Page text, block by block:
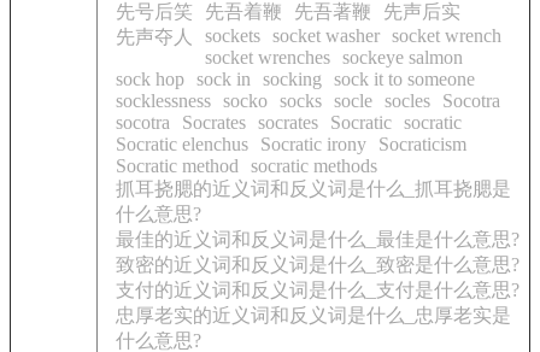
先号后笑
先吾着鞭 先吾著鞭
先声后实
先声夺人
sockets socket washer socket wrench
socket wrenches sockeye salmon
sock hop sock in socking
sock it to someone
socklessness socko socks socle socles
Socotra
socotra
Socrates socrates Socratic socratic
Socratic elenchus
Socratic irony
Socraticism
Socratic method
socratic methods
抓耳挠腮的近义词和反义词是什么_抓耳挠腮是
什么意思?
最佳的近义词和反义词是什么_最佳是什么意思?
致密的近义词和反义词是什么_致密是什么意思?
支付的近义词和反义词是什么_支付是什么意思?
忠厚老实的近义词和反义词是什么_忠厚老实是
什么意思?